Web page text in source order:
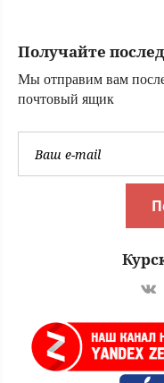
Получайте
Мы отправим вам
почтовый ящик